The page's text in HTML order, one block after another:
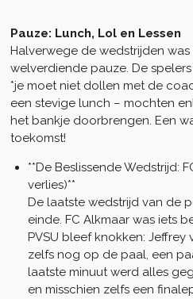
Pauze: Lunch, Lol en Lessen
Halverwege de wedstrijden
welverdiende pauze. De
*je moet niet dollen met de
een stevige lunch – mochten
het bankje doorbrengen. Een
toekomst!
**De Beslissende Wedstrijd:
verlies)**
De laatste wedstrijd van de
einde. FC Alkmaar was iets
PVSU bleef knokken:
zelfs nog op de paal, een
laatste minuut werd alles
en misschien zelfs een